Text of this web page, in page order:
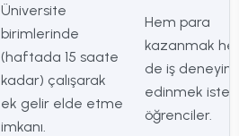
Üniversite
birimlerinde
(haftada 15 saate
kadar) çalışarak
ek gelir elde etme
imkanı.
Hem para
kazanmak
de iş deneyimi
edinmek
öğrenciler.